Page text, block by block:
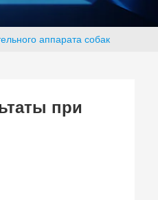
аппарата собак
при